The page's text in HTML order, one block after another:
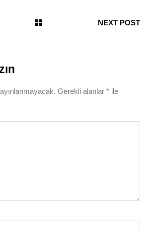
NEXT POST
Gerekli alanlar * ile